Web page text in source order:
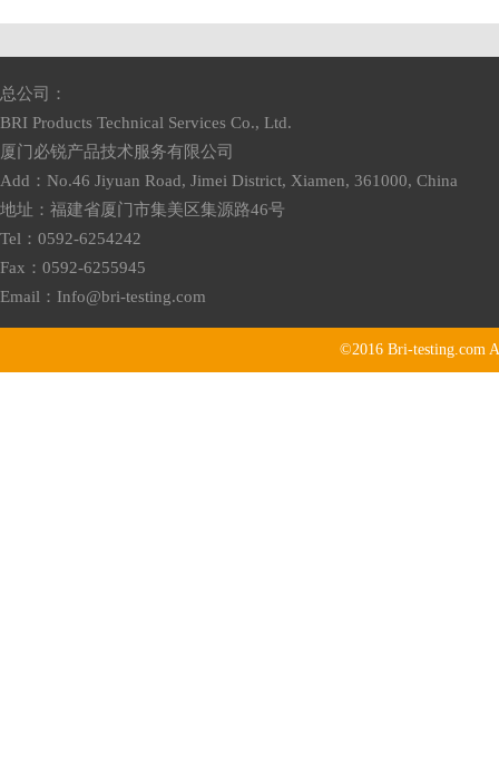
总公司：
BRI Products Technical Services Co., Ltd.
厦门必锐产品技术服务有限公司
Add：No.46 Jiyuan Road, Jimei District, Xiamen, 361000, China
地址：福建省厦门市集美区集源路46号
Tel：0592-6254242
Fax：0592-6255945
Email： Info@bri-testing.com
©2016Bri-testing.com